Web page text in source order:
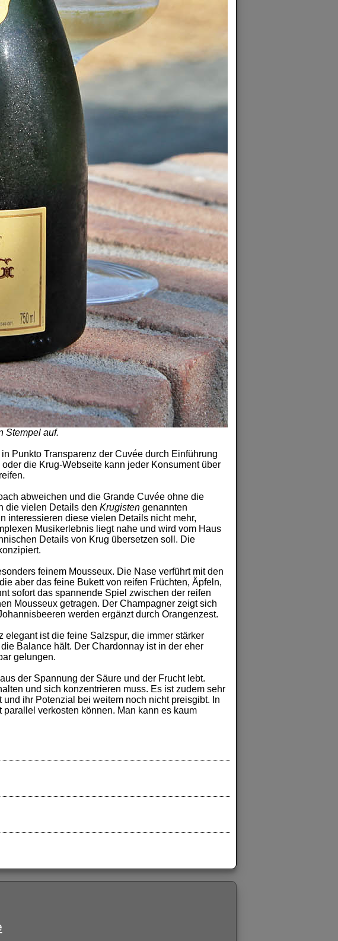
Stempel auf.
Punkto Transparenz der Cuvée durch Einführung
die Krug-Webseite kann jeder Konsument über
abweichen und die Grande Cuvée ohne die
die vielen Details den Krugisten genannten
interessieren diese vielen Details nicht mehr,
Musikerlebnis liegt nahe und wird vom Haus
Details von Krug übersetzen soll. Die
feinem Mousseux. Die Nase verführt mit den
aber das feine Bukett von reifen Früchten, Äpfeln,
sofort das spannende Spiel zwischen der reifen
Mousseux getragen. Der Champagner zeigt sich
werden ergänzt durch Orangenzest.
ist die feine Salzspur, die immer stärker
Balance hält. Der Chardonnay ist in der eher
gelungen.
der Spannung der Säure und der Frucht lebt.
und sich konzentrieren muss. Es ist zudem sehr
ihr Potenzial bei weitem noch nicht preisgibt. In
verkosten können. Man kann es kaum